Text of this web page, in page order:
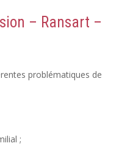
– Ransart –
problématiques de
;